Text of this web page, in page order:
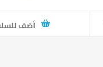
أضف